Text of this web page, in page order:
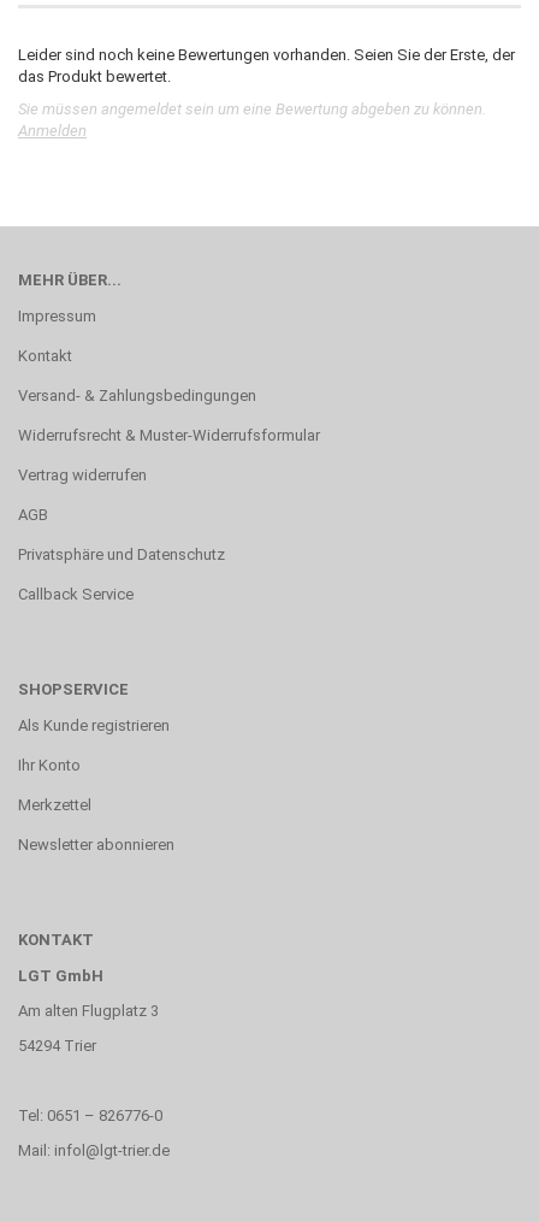
Leider sind noch keine Bewertungen vorhanden. Seien Sie der Erste, der
das Produkt bewertet.
Sie müssen angemeldet sein um eine Bewertung abgeben zu können.
Anmelden
MEHR ÜBER...
Impressum
Kontakt
Versand- & Zahlungsbedingungen
Widerrufsrecht & Muster-Widerrufsformular
Vertrag widerrufen
AGB
Privatsphäre und Datenschutz
Callback Service
SHOPSERVICE
Als Kunde registrieren
Ihr Konto
Merkzettel
Newsletter abonnieren
KONTAKT
LGT GmbH
Am alten Flugplatz 3
54294 Trier
Tel: 0651 – 826776-0
Mail: infol@lgt-trier.de